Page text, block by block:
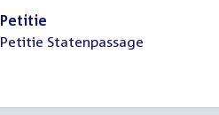
Petitie
Petitie Statenpassage